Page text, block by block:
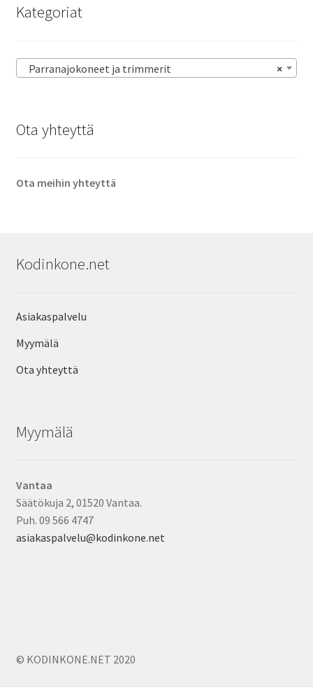
Kategoriat
×
Parranajokoneet ja trimmerit
Ota yhteyttä
Ota meihin yhteyttä
Kodinkone.net
Asiakaspalvelu
Myymälä
Ota yhteyttä
Myymälä
Vantaa
Säätökuja 2, 01520 Vantaa.
Puh. 09 566 4747
asiakaspalvelu@kodinkone.net
© KODINKONE.NET 2020